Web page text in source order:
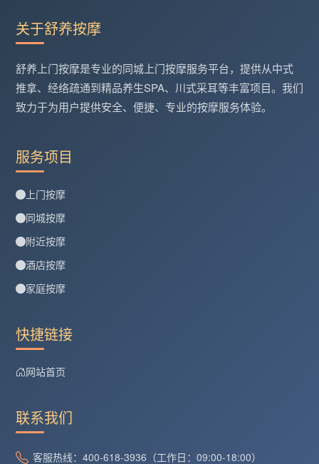
关于舒养按摩
舒养上门按摩是专业的同城上门按摩服务平台，提供从中式
推拿、经络疏通到精品养生SPA、川式采耳等丰富项目。我们
致力于为用户提供安全、便捷、专业的按摩服务体验。
服务项目
上门按摩
同城按摩
附近按摩
酒店按摩
家庭按摩
快捷链接
网站首页
联系我们
客服热线：400-618-3936（工作日：09:00-18:00）